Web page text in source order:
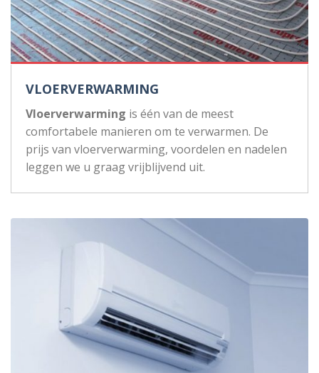
VLOERVERWARMING
Vloerverwarming is één van de meest
comfortabele manieren om te verwarmen. De
prijs van vloerverwarming, voordelen en nadelen
leggen we u graag vrijblijvend uit.